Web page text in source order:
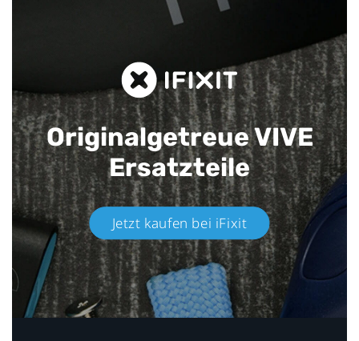
Originalgetreue VIVE
Ersatzteile
Jetzt kaufen bei iFixit​